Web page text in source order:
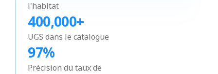
l'habitat
400,000+
UGS dans le catalogue
97%
Précision du taux de